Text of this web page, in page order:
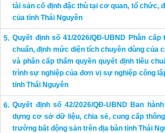
tài sản cố định đặc thù tại cơ quan, tổ chức,
của tỉnh Thái Nguyên
Quyết định số 41/2026/QĐ-UBND Phân
chuẩn, định mức diện tích chuyên dùng của
và phân cấp thẩm quyền quyết định tiêu
trình sự nghiệp của đơn vị sự nghiệp công
tỉnh Thái Nguyên
Quyết định số 42/2026/QĐ-UBND Ban
dựng cơ sở dữ liệu, chia sẻ, cung cấp
trường bất động sản trên địa bàn tỉnh Thái